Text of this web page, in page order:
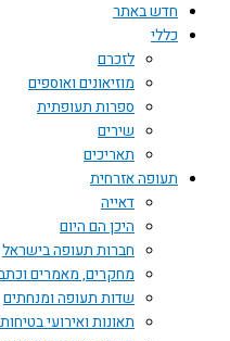
חדש באתר
כללי
לזכרם
מוזיאונים ואוספים
ספרות תעופתית
שירים
תאריכים
תעופה אזרחית
דאייה
היכן הם היום
חברות תעופה בישראל
מחקרים, מאמרים וכתבות
שדות תעופה ומנחתים
תאונות ואירועי בטיחות טיסה